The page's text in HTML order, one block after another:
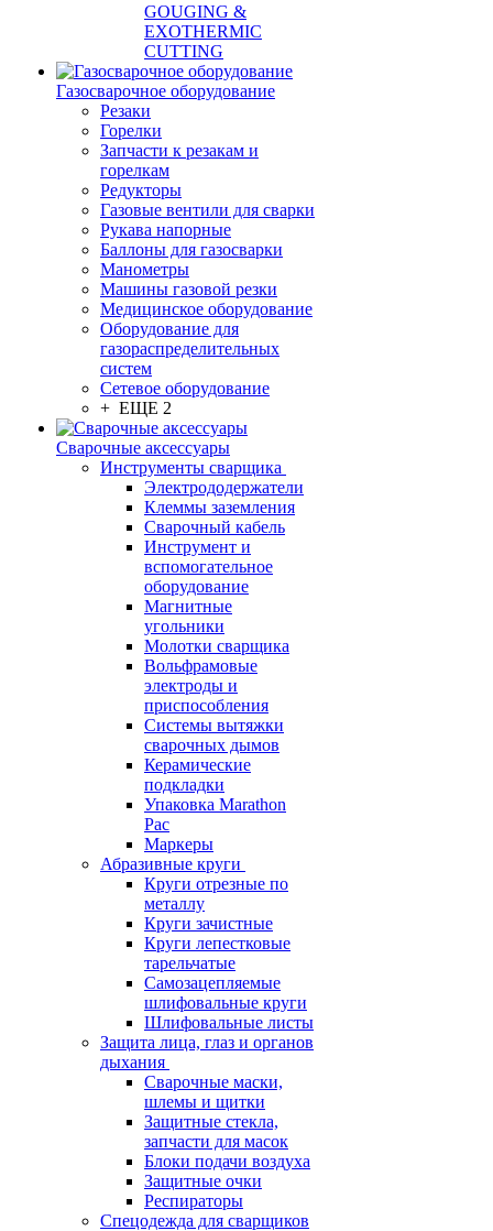
GOUGING &
EXOTHERMIC
CUTTING
Газосварочное оборудование
Резаки
Горелки
Запчасти к резакам и
горелкам
Редукторы
Газовые вентили для сварки
Рукава напорные
Баллоны для газосварки
Манометры
Машины газовой резки
Медицинское оборудование
Оборудование для
газораспределительных
систем
Сетевое оборудование
+ ЕЩЕ 2
Сварочные аксессуары
Инструменты сварщика
Электрододержатели
Клеммы заземления
Сварочный кабель
Инструмент и
вспомогательное
оборудование
Магнитные
угольники
Молотки сварщика
Вольфрамовые
электроды и
приспособления
Системы вытяжки
сварочных дымов
Керамические
подкладки
Упаковка Marathon
Pac
Маркеры
Абразивные круги
Круги отрезные по
металлу
Круги зачистные
Круги лепестковые
тарельчатые
Самозацепляемые
шлифовальные круги
Шлифовальные листы
Защита лица, глаз и органов
дыхания
Сварочные маски,
шлемы и щитки
Защитные стекла,
запчасти для масок
Блоки подачи воздуха
Защитные очки
Респираторы
Спецодежда для сварщиков